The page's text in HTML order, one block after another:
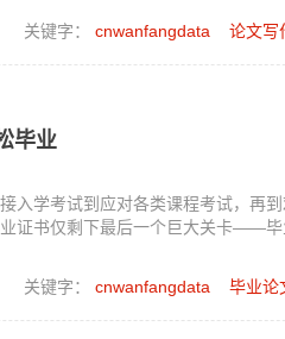
关键字： cnwanfangdata 论文写
毕业
入学考试到应对各类课程考试，再
证书仅剩下最后一个巨大关卡——
关键字： cnwanfangdata 毕业论